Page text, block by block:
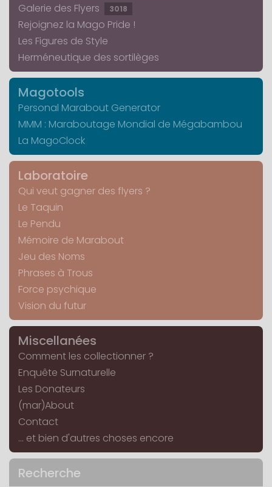
Galerie des Flyers
3018
Rejoignez la Mago Pride !
Les Figures de Style
Herméneutique des sortilèges
Magotools
Personal Marabout Generator
MMM : Maraboutage Mondial de Mégabambou
La MagoClock
Laboratoire
Qui veut gagner des flyers ?
Le Taquin
Le Pendu
Mémoire de Marabout
Jeu des Noms
Phrases à Trous
Force psychique
Vision du futur
Miscellanées
Comment les collectionner ?
Enquête Surnaturelle
Les Donateurs
(mar)About
Contact
... et bien d'autres choses encore
Recherche